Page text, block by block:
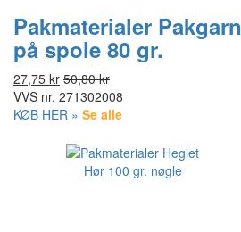
Pakmaterialer Pakgarn
på spole 80 gr.
27,75 kr 50,80 kr
VVS nr. 271302008
KØB HER » Se alle